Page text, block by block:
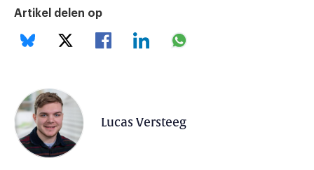
Artikel delen op
Lucas Versteeg